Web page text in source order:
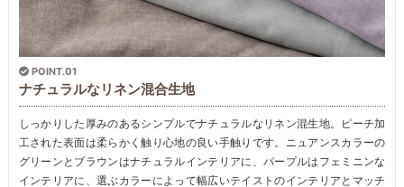
POINT.01
ナチュラルなリネン混合生地
しっかりした厚みのあるシンプルでナチュラルなリネン混生地。ピーチ加
工された表面は柔らかく触り心地の良い手触りです。ニュアンスカラーの
グリーンとブラウンはナチュラルインテリアに、パープルはフェミニンな
インテリアに、選ぶカラーによって幅広いテイストのインテリアとマッチ